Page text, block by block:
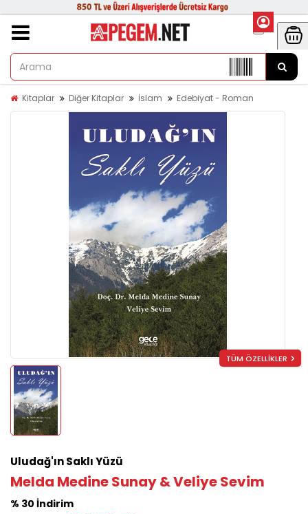
Kitaplar Diğer Kitaplar İslam Edebiyat - Roman
TÜM ÖZELLİKLER
Uludağ'ın Saklı Yüzü
Melda Medine Sunay & Veliye Sevim
% 30 İndirim